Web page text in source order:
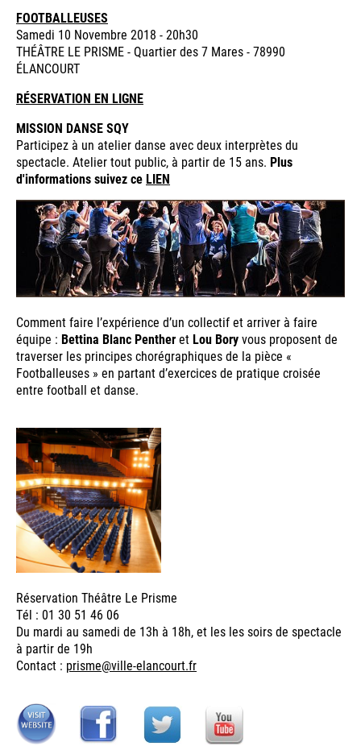
FOOTBALLEUSES
Samedi 10 Novembre 2018 - 20h30
THÉÂTRE LE PRISME - Quartier des 7 Mares - 78990
ÉLANCOURT
RÉSERVATION EN LIGNE
MISSION DANSE SQY
Participez à un atelier danse avec deux interprètes du
spectacle. Atelier tout public, à partir de 15 ans. Plus
d'informations suivez ce LIEN
Comment faire l’expérience d’un collectif et arriver à faire
équipe : Bettina Blanc Pentheret Lou Boryvous proposent de
traverser les principes chorégraphiques de la pièce «
Footballeuses » en partant d’exercices de pratique croisée
entre football et danse.
Réservation Théâtre Le Prisme
Tél : 01 30 51 46 06
Du mardi au samedi de 13h à 18h, et les les soirs de spectacle
à partir de 19h
Contact : prisme@ville-elancourt.fr